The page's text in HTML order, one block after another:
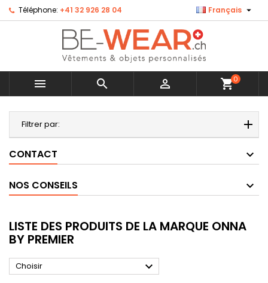
Téléphone: +41 32 926 28 04 Français 
   shopping_cart0
Filtrer par:
CONTACT
NOS CONSEILS
LISTE DES PRODUITS DE LA MARQUE ONNA
BY PREMIER
Choisir 